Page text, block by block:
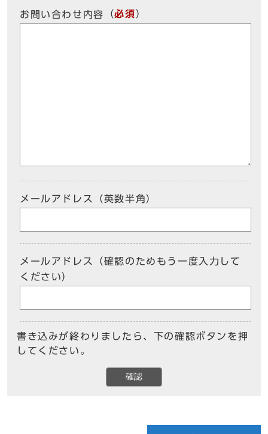
お問い合わせ内容 （必須）
メールアドレス（英数半角）
メールアドレス（確認のためもう一度入力して
ください）
書き込みが終わりましたら、下の確認ボタンを押
してください。
確認